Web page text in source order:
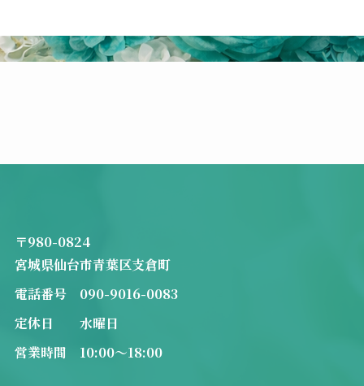
〒980-0824
宮城県仙台市青葉区支倉町
電話番号 090-9016-0083
定休日 水曜日
営業時間 10:00～18:00